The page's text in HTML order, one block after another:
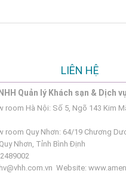
LIÊN HỆ
Quản lý Khách sạn & Dịch
room Hà Nội: Số 5, Ngõ 143 Kim
room Quy Nhơn: 64/19 Chương
Nhơn, Tỉnh Bình Định
Website: